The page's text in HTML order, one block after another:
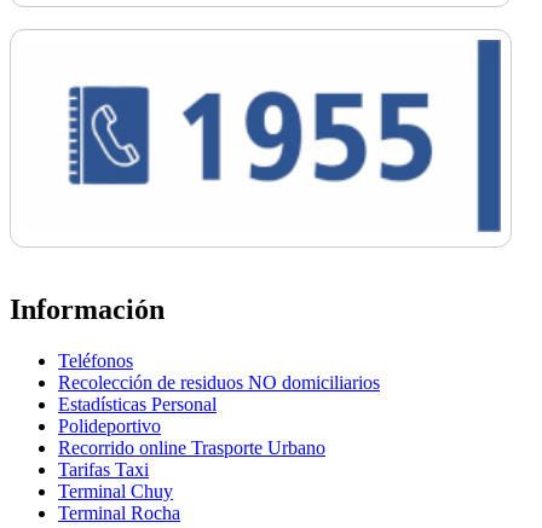
Información
Teléfonos
Recolección de residuos NO domiciliarios
Estadísticas Personal
Polideportivo
Recorrido online Trasporte Urbano
Tarifas Taxi
Terminal Chuy
Terminal Rocha